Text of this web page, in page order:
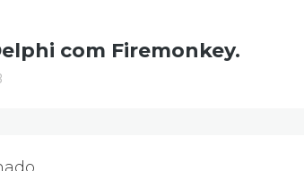
com Firemonkey.